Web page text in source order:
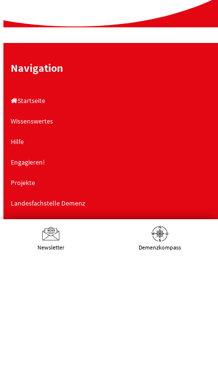
Navigation
Startseite
Wissenswertes
Hilfe
Engagieren!
Projekte
Landesfachstelle Demenz
Newsletter Demenz­kompass